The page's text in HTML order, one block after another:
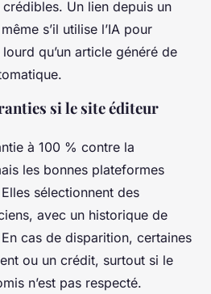
Un lien depuis un
s’il utilise l’IA pour
qu’un article généré de
si le site éditeur
à 100 % contre la
les bonnes plateformes
sélectionnent des
avec un historique de
cas de disparition, certaines
ou un crédit, surtout si le
n’est pas respecté.